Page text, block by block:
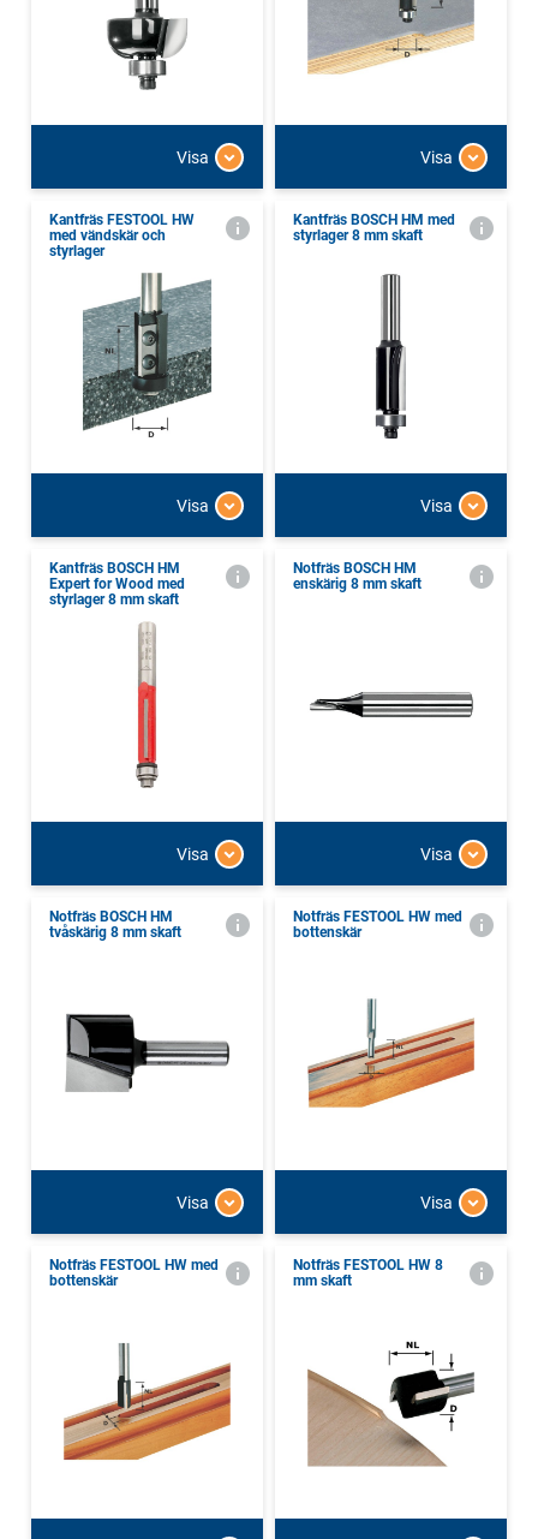
Visa Visa
Kantfräs FESTOOL HW
med vändskär och
styrlager
Visa
Kantfräs BOSCH HM med
styrlager 8 mm skaft
Visa
Kantfräs BOSCH HM
Expert for Wood med
styrlager 8 mm skaft
Visa
Notfräs BOSCH HM
enskärig 8 mm skaft
Visa
Notfräs BOSCH HM
tvåskärig 8 mm skaft
Visa
Notfräs FESTOOL HW med
bottenskär
Visa
Notfräs FESTOOL HW med
bottenskär
Notfräs FESTOOL HW 8
mm skaft